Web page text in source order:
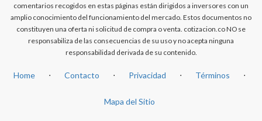
comentarios recogidos en estas páginas están dirigidos a inversores con un
amplio conocimiento del funcionamiento del mercado. Estos documentos no
constituyen una oferta ni solicitud de compra o venta. cotizacion.co NO se
responsabiliza de las consecuencias de su uso y no acepta ninguna
responsabilidad derivada de su contenido.
Home ⋅ Contacto ⋅ Privacidad ⋅ Términos ⋅
Mapa del Sitio